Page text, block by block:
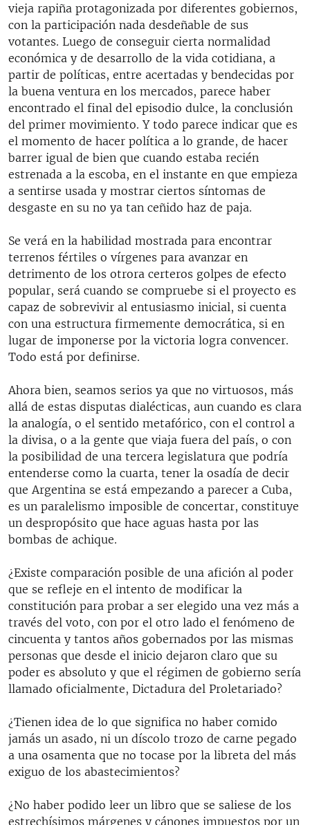
vieja rapiña protagonizada por diferentes gobiernos,
con la participación nada desdeñable de sus
votantes. Luego de conseguir cierta normalidad
económica y de desarrollo de la vida cotidiana, a
partir de políticas, entre acertadas y bendecidas por
la buena ventura en los mercados, parece haber
encontrado el final del episodio dulce, la conclusión
del primer movimiento. Y todo parece indicar que es
el momento de hacer política a lo grande, de hacer
barrer igual de bien que cuando estaba recién
estrenada a la escoba, en el instante en que empieza
a sentirse usada y mostrar ciertos síntomas de
desgaste en su no ya tan ceñido haz de paja.
Se verá en la habilidad mostrada para encontrar
terrenos fértiles o vírgenes para avanzar en
detrimento de los otrora certeros golpes de efecto
popular, será cuando se compruebe si el proyecto es
capaz de sobrevivir al entusiasmo inicial, si cuenta
con una estructura firmemente democrática, si en
lugar de imponerse por la victoria logra convencer.
Todo está por definirse.
Ahora bien, seamos serios ya que no virtuosos, más
allá de estas disputas dialécticas, aun cuando es clara
la analogía, o el sentido metafórico, con el control a
la divisa, o a la gente que viaja fuera del país, o con
la posibilidad de una tercera legislatura que podría
entenderse como la cuarta, tener la osadía de decir
que Argentina se está empezando a parecer a Cuba,
es un paralelismo imposible de concertar, constituye
un despropósito que hace aguas hasta por las
bombas de achique.
¿Existe comparación posible de una afición al poder
que se refleje en el intento de modificar la
constitución para probar a ser elegido una vez más a
través del voto, con por el otro lado el fenómeno de
cincuenta y tantos años gobernados por las mismas
personas que desde el inicio dejaron claro que su
poder es absoluto y que el régimen de gobierno sería
llamado oficialmente, Dictadura del Proletariado?
¿Tienen idea de lo que significa no haber comido
jamás un asado, ni un díscolo trozo de carne pegado
a una osamenta que no tocase por la libreta del más
exiguo de los abastecimientos?
¿No haber podido leer un libro que se saliese de los
estrechísimos márgenes y cánones impuestos por un